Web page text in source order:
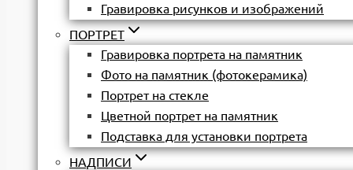
Гравировка рисунков и изображений
ПОРТРЕТ
Гравировка портрета на памятник
Фото на памятник (фотокерамика)
Портрет на стекле
Цветной портрет на памятник
Подставка для установки портрета
НАДПИСИ